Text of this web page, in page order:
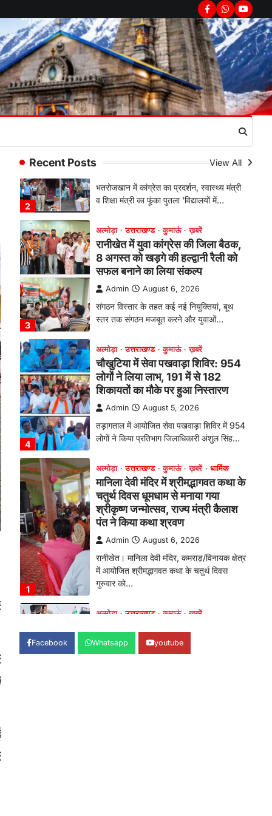
Facebook
Whatsapp
Recent Posts View All
2
फूटा कांग्रेस का गुस्सा, मंत्री और
सरकार का पुतला फूंका
Admin August 6, 2026
भतरोजखान में कांग्रेस का प्रदर्शन, स्वास्थ्य मंत्री
व शिक्षा मंत्री का फूंका पुतला 'विद्यालयों में…
3
अल्मोड़ा उत्तराखण्ड कुमाऊं ख़बरें
रानीखेत में युवा कांग्रेस की जिला बैठक,
सफल बनाने का लिया संकल्प
Admin August 6, 2026
संगठन विस्तार के तहत कई नई नियुक्तियां, बूथ
स्तर तक संगठन मजबूत करने और युवाओं…
4
अल्मोड़ा कुमाऊं ख़बरें
चौखुटिया में सेवा पखवाड़ा शिविर: 954
लोगों ने लिया लाभ, 191 में से 182
शिकायतों का मौके पर हुआ निस्तारण
तड़ागताल में आयोजित सेवा पखवाड़ा शिविर में 954
लोगों ने किया प्रतिभाग जिलाधिकारी अंशुल सिंह…
1
अल्मोड़ा कुमाऊं ख़बरें
मानिला देवी मंदिर में श्रीमद्भागवत कथा के
चतुर्थ दिवस धूमधाम से मनाया गया
श्रीकृष्ण जन्मोत्सव, राज्य मंत्री कैलाश
पंत ने किया कथा श्रवण
August 6, 2026
रानीखेत। मानिला देवी मंदिर, कमराड़/विनायक क्षेत्र
में आयोजित श्रीमद्भागवत कथा के चतुर्थ दिवस
2
अल्मोड़ा उत्तराखण्ड कुमाऊं ख़बरें
रानीखेत में शिक्षा-स्वास्थ्य व्यवस्था पर
फूटा कांग्रेस का गुस्सा, मंत्री और
सरकार का पुतला फूंका
August 6, 2026
भतरोजखान में कांग्रेस का प्रदर्शन, स्वास्थ्य मंत्री
व शिक्षा मंत्री का फूंका पुतला 'विद्यालयों में…
अल्मोड़ा कुमाऊं ख़बरें
8 अगस्त को खड़गे की हल्द्वानी रैली को
सफल बनाने का लिया संकल्प
Facebook Whatsapp youtube